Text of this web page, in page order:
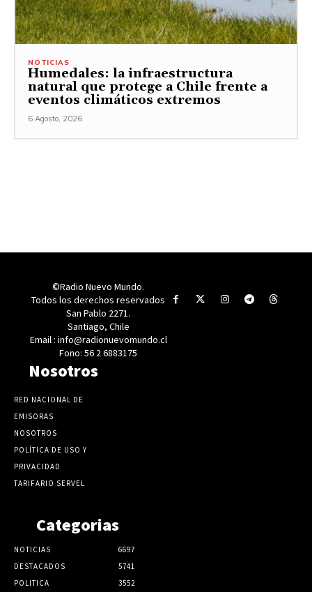
NOTICIAS
Humedales: la infraestructura
natural que protege a Chile frente a
eventos climáticos extremos
6 Agosto, 2026
©Radio Nuevo Mundo.
Todos los derechos reservados
San Pablo 2271.
Santiago, Chile
Email : info@radionuevomundo.cl
Fono: 56 2 6883175
Nosotros
RED NACIONAL DE
EMISORAS
NOSOTROS
POLÍTICA DE USO Y
PRIVACIDAD
TARIFARIO SERVEL
Categorias
NOTICIAS
6697
DESTACADOS
5741
POLITICA
3552